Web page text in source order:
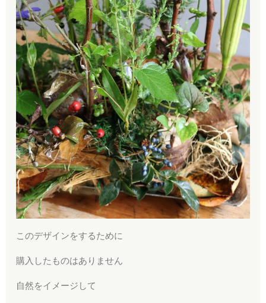
このデザインをするために
購入したものはありません
自然をイメージして